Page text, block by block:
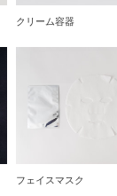
クリーム容器
フェイスマスク